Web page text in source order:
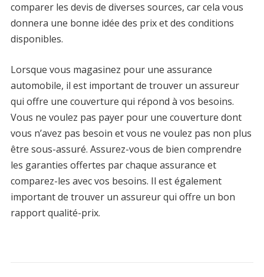
comparer les devis de diverses sources, car cela vous
donnera une bonne idée des prix et des conditions
disponibles.
Lorsque vous magasinez pour une assurance
automobile, il est important de trouver un assureur
qui offre une couverture qui répond à vos besoins.
Vous ne voulez pas payer pour une couverture dont
vous n’avez pas besoin et vous ne voulez pas non plus
être sous-assuré. Assurez-vous de bien comprendre
les garanties offertes par chaque assurance et
comparez-les avec vos besoins. Il est également
important de trouver un assureur qui offre un bon
rapport qualité-prix.